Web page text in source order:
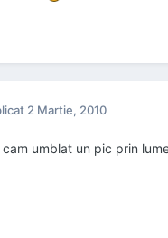
2 Martie, 2010
cam umblat un pic prin